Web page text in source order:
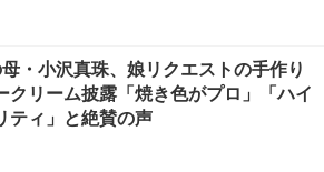
・小沢真珠、娘リクエストの手作り
クリーム披露「焼き色がプロ」「ハイ
ティ」と絶賛の声